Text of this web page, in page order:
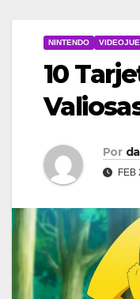
NINTENDO
10
Por
FEB